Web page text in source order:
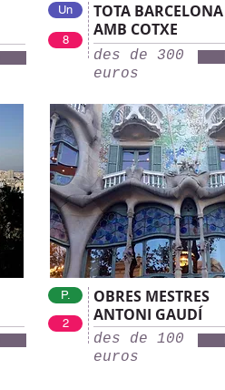
Un
8
TOTA BARCELONA
AMB COTXE
des de 300
euros
P.
2
OBRES MESTRES
ANTONI GAUDÍ
des de 100
euros